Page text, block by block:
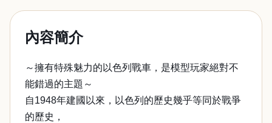
內容簡介
～擁有特殊魅力的以色列戰車，是模型玩家絕對不
能錯過的主題～
自1948年建國以來，以色列的歷史幾乎等同於戰爭
的歷史，